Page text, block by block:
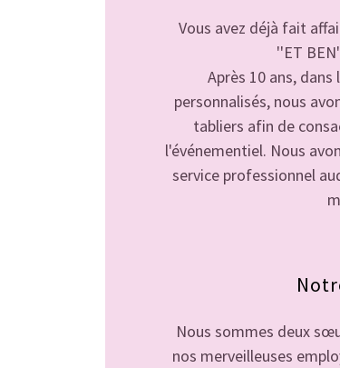
Vous avez déjà fait
''ET
Après 10 ans,
personnalisés, nous
tabliers afin de
l'événementiel. Nous
service professionnel
Nous sommes deux
nos merveilleuses